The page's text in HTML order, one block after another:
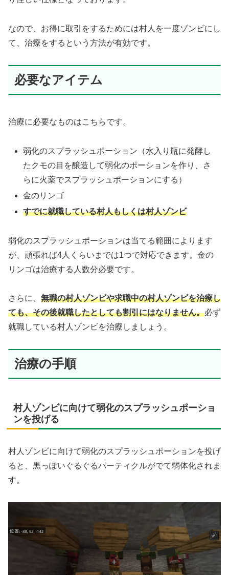
なので、お得に取引をするためには村人を一度ゾンビにし
て、治療をするという方法が有効です。
必要なアイテム
治療に必要なものはこちらです。
弱化のスプラッシュポーション（水入り瓶に発酵し
たクモの目を醸造して弱化のポーションを作り、さ
らに火薬でスプラッシュポーションにする）
金のリンゴ
すでに就職している村人もしくは村人ゾンビ
弱化のスプラッシュポーションは当てる範囲によります
が、頑張れば4人くらいまでは1つで対応できます。金の
リンゴは治療する人数分必要です。
さらに、 無職の村人ゾンビや求職中の村人ゾンビを治療し
ても、その後就職したとしても割引にはなりません。必ず
就職している村人ゾンビを治療しましょう。
治療の手順
村人ゾンビに向けて弱化のスプラッシュポーショ
ンを投げる
村人ゾンビに向けて弱化のスプラッシュポーションを投げ
ると、黒っぽいぐるぐるパーティクルがでて弱体化されま
す。